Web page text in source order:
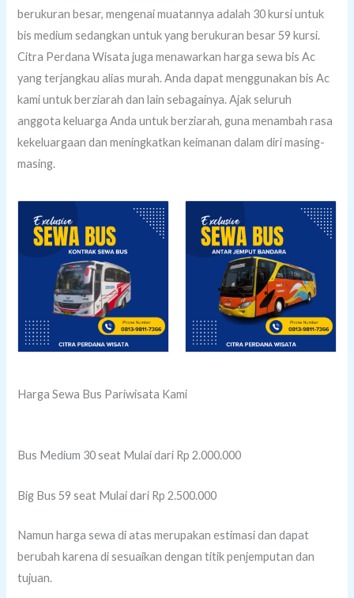
berukuran besar, mengenai muatannya adalah 30 kursi untuk
bis medium sedangkan untuk yang berukuran besar 59 kursi.
Citra Perdana Wisata juga menawarkan harga sewa bis Ac
yang terjangkau alias murah. Anda dapat menggunakan bis Ac
kami untuk berziarah dan lain sebagainya. Ajak seluruh
anggota keluarga Anda untuk berziarah, guna menambah rasa
kekeluargaan dan meningkatkan keimanan dalam diri masing-
masing.
Harga Sewa Bus Pariwisata Kami
Bus Medium 30 seat Mulai dari Rp 2.000.000
Big Bus 59 seat Mulai dari Rp 2.500.000
Namun harga sewa di atas merupakan estimasi dan dapat
berubah karena di sesuaikan dengan titik penjemputan dan
tujuan.